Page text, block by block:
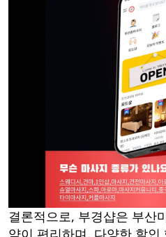
결론적으로, 부경샵은 부산
약이 편리하며, 다양한 할